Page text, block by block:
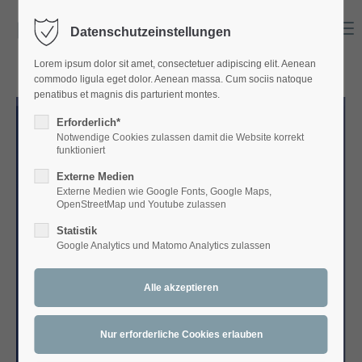
Login
Benutzername
Passwort
Anmelden
Support
Lorem ipsum dolor sit amet:
Datenschutzeinstellungen
Lorem ipsum dolor sit amet, consectetuer adipiscing elit. Aenean
commodo ligula eget dolor. Aenean massa. Cum sociis natoque
penatibus et magnis dis parturient montes.
Erforderlich*
Notwendige Cookies zulassen damit die Website korrekt
funktioniert
Externe Medien
Externe Medien wie Google Fonts, Google Maps,
OpenStreetMap und Youtube zulassen
Statistik
Google Analytics und Matomo Analytics zulassen